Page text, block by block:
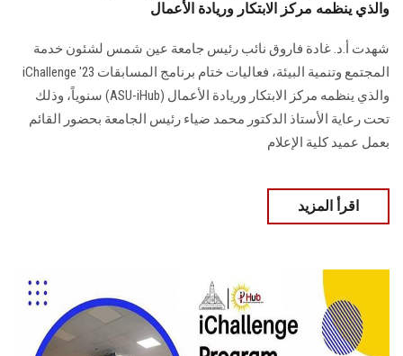
الزائـرون
سجل الان
والذي ينظمه مركز الابتكار وريادة الأعمال
شهدت أ.د. غادة فاروق نائب رئيس جامعة عين شمس لشئون خدمة
المجتمع وتنمية البيئة، فعاليات ختام برنامج المسابقات iChallenge '23
والذي ينظمه مركز الابتكار وريادة الأعمال (ASU-iHub) سنوياً، وذلك
تحت رعاية الأستاذ الدكتور محمد ضياء رئيس الجامعة بحضور القائم
بعمل عميد كلية الإعلام
اقرأ المزيد